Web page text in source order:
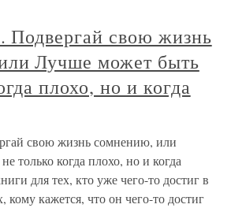
Подвергай свою жизнь
Лучше может быть
плохо, но и когда
свою жизнь сомнению, или
только когда плохо, но и когда
для тех, кто уже чего-то достиг в
кому кажется, что он чего-то достиг